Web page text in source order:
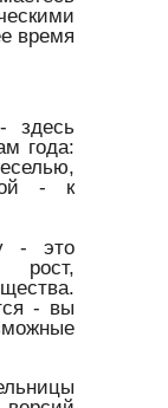
время
здесь
года:
- к
- это
рост,
- вы